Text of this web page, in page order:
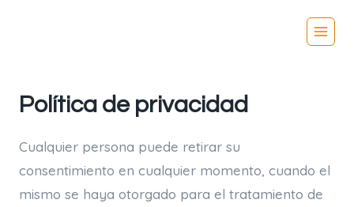
Política de privacidad
Cualquier persona puede retirar su
consentimiento en cualquier momento, cuando el
mismo se haya otorgado para el tratamiento de